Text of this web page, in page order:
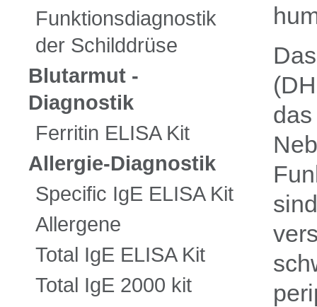
Funktionsdiagnostik
der Schilddrüse
Blutarmut -
Diagnostik
Ferritin ELISA Kit
Allergie-Diagnostik
Specific IgE ELISA Kit
Allergene
Total IgE ELISA Kit
Total IgE 2000 kit